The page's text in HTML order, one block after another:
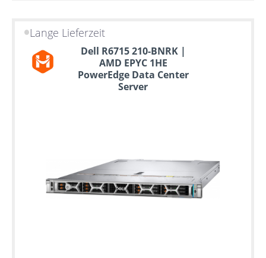
Lange Lieferzeit
Dell R6715 210-BNRK |
AMD EPYC 1HE
PowerEdge Data Center
Server